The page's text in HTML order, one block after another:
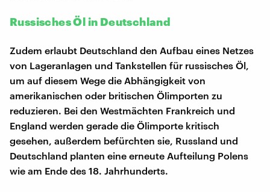
Russisches Öl in Deutschland
Zudem erlaubt Deutschland den Aufbau eines Netzes
von Lageranlagen und Tankstellen für russisches Öl,
um auf diesem Wege die Abhängigkeit von
amerikanischen oder britischen Ölimporten zu
reduzieren. Bei den Westmächten Frankreich und
England werden gerade die Ölimporte kritisch
gesehen, außerdem befürchten sie, Russland und
Deutschland planten eine erneute Aufteilung Polens
wie am Ende des 18. Jahrhunderts.